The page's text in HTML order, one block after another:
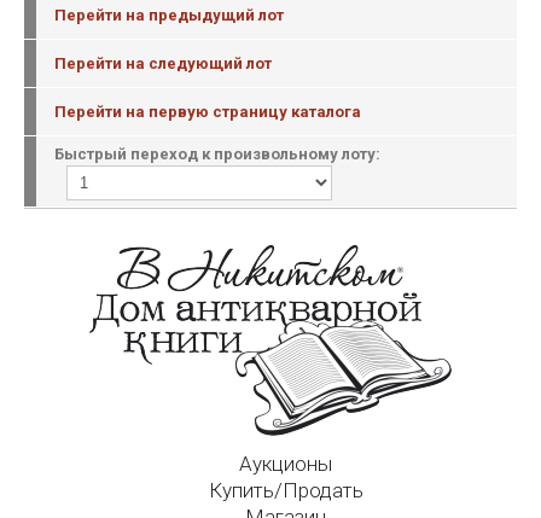
Перейти на предыдущий лот
Перейти на следующий лот
Перейти на первую страницу каталога
Быстрый переход к произвольному лоту:
Аукционы
Купить/Продать